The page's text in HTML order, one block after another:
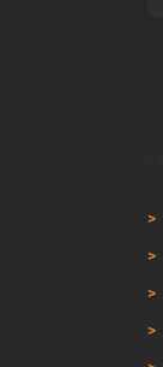
>
>
>
>